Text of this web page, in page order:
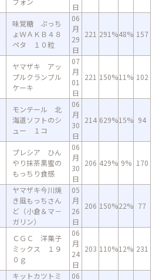
日
味覚糖 ぷっち
ょＷＡＫＢ４８
ペタ １０粒
06
月
29
日
221 291%48% 157
ヤマザキ アッ
プルクランブル
ケーキ
07
月
01
日
221 150%11% 102
モンテール 北
海道ソフトのシ
ュー １コ
06
月
30
日
214 629%15% 94
プレシア ひん
やり抹茶黒蜜の
もっちり食感
06
月
30
日
206 429% 9% 170
ヤマザキ今川焼
き風もっちさん
ど（小倉＆マ－
ガリン）
05
月
26
日
206 150%22% 77
ＣＧＣ 洋菓子
ミックス １９
０ｇ
06
月
24
日
203 110%12% 231
キットカツトミ
06